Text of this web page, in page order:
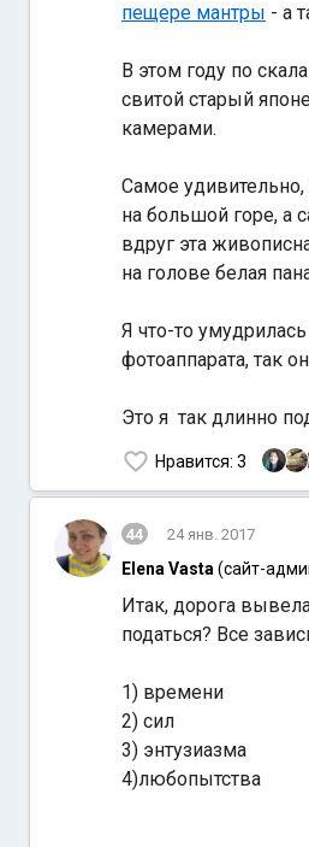
пещере мантры - а
В этом году по
свитой старый
камерами.
Самое удивительно,
на большой горе, а
вдруг эта
на голове белая
Я что-то
фотоаппарата, так
Это я так длинно
Нравится: 3
44 24 янв. 2017
Elena Vasta (сайт-
Итак, дорога
податься? Все
1) времени
2) сил
3) энтузиазма
4)любопытства